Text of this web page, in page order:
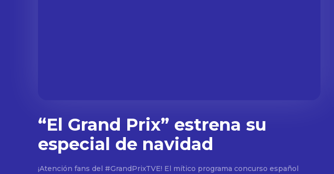
“El Grand Prix” estrena su
especial de navidad
¡Atención fans del #GrandPrixTVE! El mítico programa concurso español